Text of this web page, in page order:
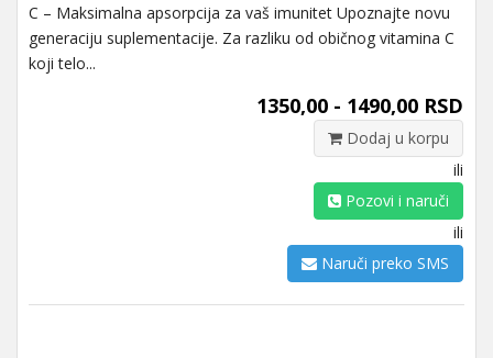
C – Maksimalna apsorpcija za vaš imunitet Upoznajte novu
generaciju suplementacije. Za razliku od običnog vitamina C
koji telo...
1350,00 - 1490,00 RSD
Dodaj u korpu
ili
Pozovi i naruči
ili
Naruči preko SMS